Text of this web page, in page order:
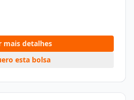
mais detalhes
esta bolsa